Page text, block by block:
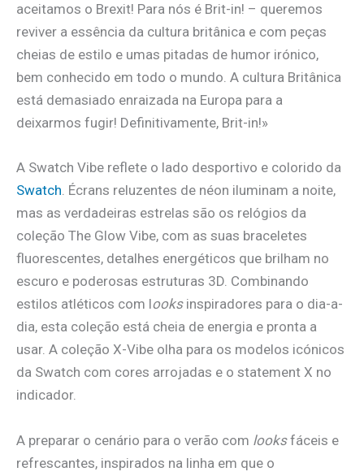
aceitamos o Brexit! Para nós é Brit-in! – queremos
reviver a essência da cultura britânica e com peças
cheias de estilo e umas pitadas de humor irónico,
bem conhecido em todo o mundo. A cultura Britânica
está demasiado enraizada na Europa para a
deixarmos fugir! Definitivamente, Brit-in!»
A Swatch Vibe reflete o lado desportivo e colorido da
Swatch. Écrans reluzentes de néon iluminam a noite,
mas as verdadeiras estrelas são os relógios da
coleção The Glow Vibe, com as suas braceletes
fluorescentes, detalhes energéticos que brilham no
escuro e poderosas estruturas 3D. Combinando
estilos atléticos com looksinspiradores para o dia-a-
dia, esta coleção está cheia de energia e pronta a
usar. A coleção X-Vibe olha para os modelos icónicos
da Swatch com cores arrojadas e o statement X no
indicador.
A preparar o cenário para o verão com looksfáceis e
refrescantes, inspirados na linha em que o